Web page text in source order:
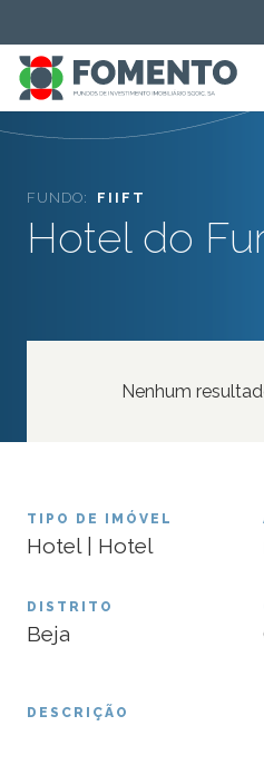
Nenhum
FUNDO: FIIFT
Hotel do
TIPO DE IMÓVEL
Hotel | Hotel
DISTRITO
Beja
DESCRIÇÃO